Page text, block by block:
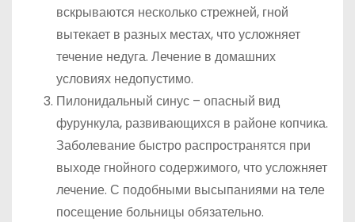
вскрываются несколько стрежней, гной
вытекает в разных местах, что усложняет
течение недуга. Лечение в домашних
условиях недопустимо.
Пилонидальный синус – опасный вид
фурункула, развивающихся в районе копчика.
Заболевание быстро распространятся при
выходе гнойного содержимого, что усложняет
лечение. С подобными высыпаниями на теле
посещение больницы обязательно.